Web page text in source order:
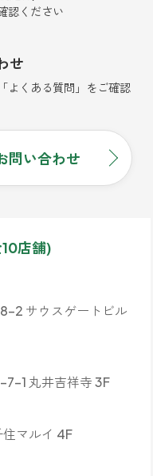
認ください
せ
よくある質問」をご確認
問い合わせ
店舗)
2 サウスゲートビル
7-1 丸井吉祥寺 3F
マルイ 4F